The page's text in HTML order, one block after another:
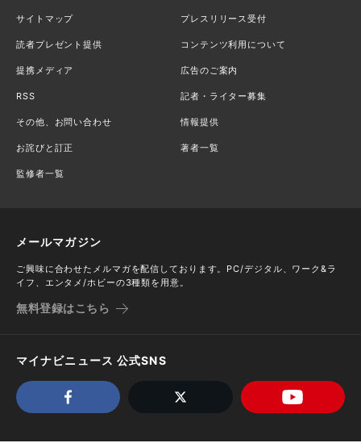
サイトマップ プレスリリース受付
読者プレゼント提供 コンテンツ利用について
提携メディア 広告のご案内
RSS 記者・ライター募集
その他、お問い合わせ 情報提供
お詫びと訂正 著者一覧
監修者一覧
メールマガジン
ご興味に合わせたメルマガを配信しております。PC/デジタル、ワーク&ラ
イフ、エンタメ/ホビーの3種類を用意。
無料登録はこちら
マイナビニュース 公式SNS